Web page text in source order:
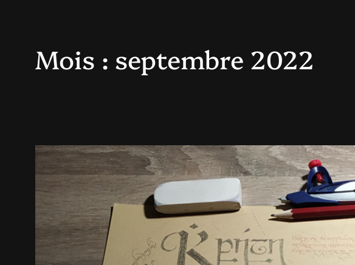
Mois : septembre 2022